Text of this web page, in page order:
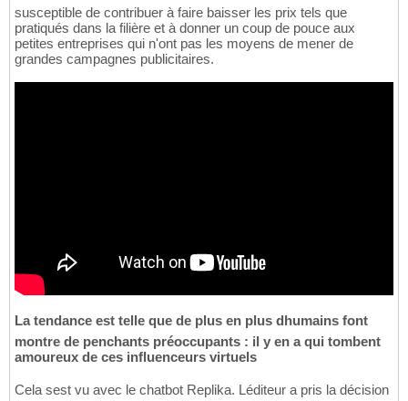
susceptible de contribuer à faire baisser les prix tels que
pratiqués dans la filière et à donner un coup de pouce aux
petites entreprises qui n'ont pas les moyens de mener de
grandes campagnes publicitaires.
La tendance est telle que de plus en plus dhumains font
montre de penchants préoccupants : il y en a qui tombent
amoureux de ces influenceurs virtuels
Cela sest vu avec le chatbot Replika. Léditeur a pris la décision